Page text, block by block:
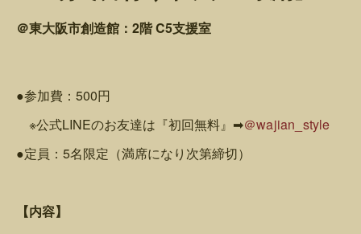
＠東大阪市創造館：2階 C5支援室
●参加費：500円
※公式LINEのお友達は『初回無料』➡＠wajian_style
●定員：5名限定（満席になり次第締切）
【内容】